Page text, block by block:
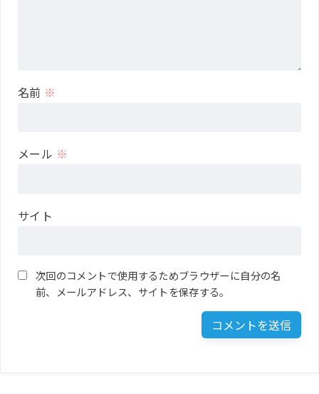
名前 ※
メール ※
サイト
次回のコメントで使用するためブラウザーに自分の名
前、メールアドレス、サイトを保存する。